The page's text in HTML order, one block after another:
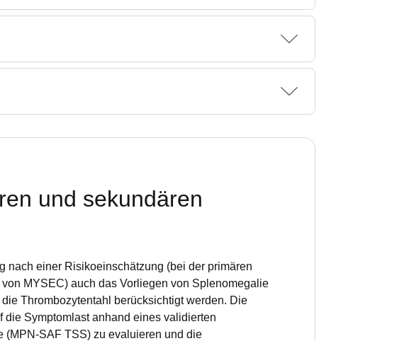
und sekundären
nach einer Risikoeinschätzung (bei der primären
MYSEC) auch das Vorliegen von Splenomegalie
Thrombozytentahl berücksichtigt werden. Die
Symptomlast anhand eines validierten
(MPN-SAF TSS) zu evaluieren und die